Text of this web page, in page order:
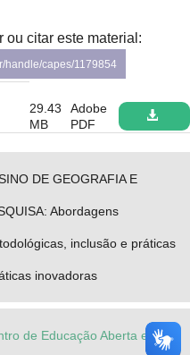
ou citar este material:
handle/capes/1179854
29.43
MB
Adobe
PDF
DE GEOGRAFIA E
Abordagens
inclusão e práticas
inovadoras
de Educação Aberta e a